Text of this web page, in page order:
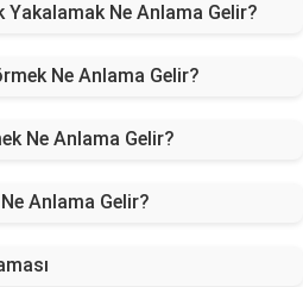
Yakalamak Ne Anlama Gelir?
Ne Anlama Gelir?
Ne Anlama Gelir?
Anlama Gelir?